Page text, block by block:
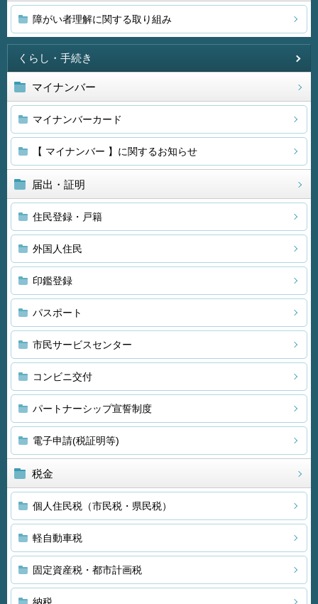
障がい者理解に関する取り組み
くらし・手続き
マイナンバー
マイナンバーカード
【 マイナンバー 】に関するお知らせ
届出・証明
住民登録・戸籍
外国人住民
印鑑登録
パスポート
市民サービスセンター
コンビニ交付
パートナーシップ宣誓制度
電子申請(税証明等)
税金
個人住民税（市民税・県民税）
軽自動車税
固定資産税・都市計画税